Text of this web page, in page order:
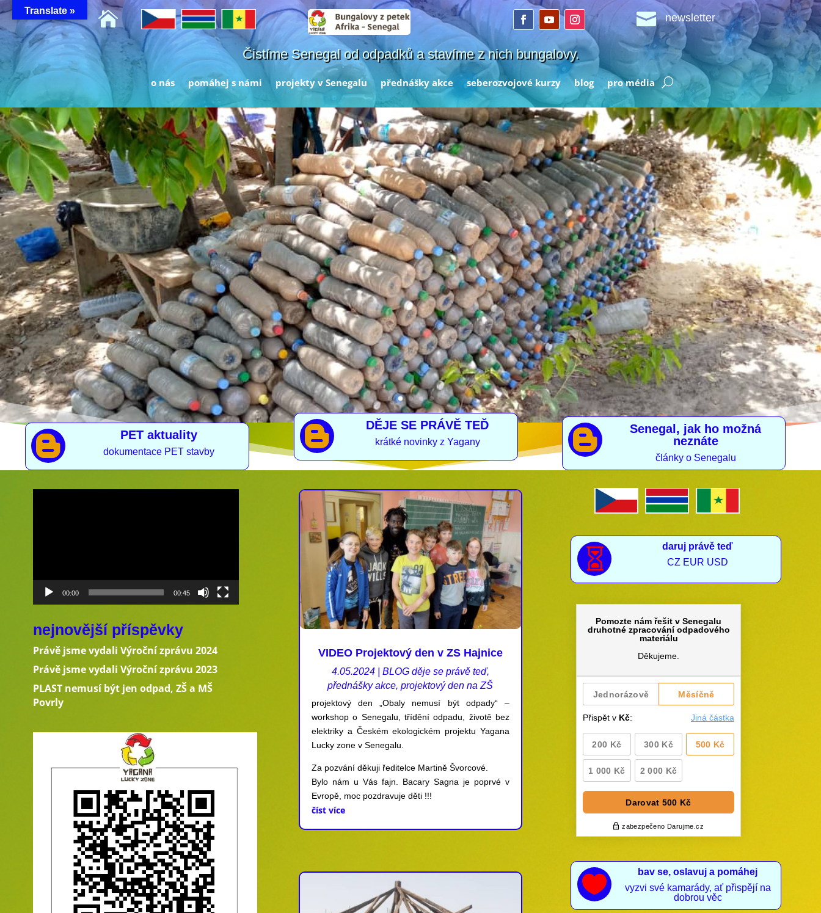
  newsletter
Čistíme Senegal od odpadků a stavíme z nich bungalovy.
o nás pomáhej s námi projekty v Senegalu přednášky akce seberozvojové kurzy blog pro média
a stavíme ...
Jenda z nejtěžších prací je připravit odpad, v našem případě plastové lahve tak, aby se daly použít na stavbu.
podívejte se, jak nám to jde
 PET aktuality
dokumentace PET stavby
 DĚJE SE PRÁVĚ TEĎ
krátké novinky z Yagany 
Senegal, jak ho možná
neznáte
články o Senegalu
00:00 00:45
nejnovější příspěvky
Právě jsme vydali Výroční zprávu 2024
Právě jsme vydali Výroční zprávu 2023
PLAST nemusí být jen odpad, ZŠ a MŠ
Povrly
VIDEO Projektový den v ZS Hajnice
4.05.2024| BLOG děje se právě teď,
přednášky akce,projektový den na ZŠ
projektový den „Obaly nemusí být odpady“ –
workshop o Senegalu, třídění odpadu, životě bez
elektriky a Českém ekologickém projektu Yagana
Lucky zone v Senegalu.
Za pozvání děkuji ředitelce Martině Švorcové.
Bylo nám u Vás fajn. Bacary Sagna je poprvé v
Evropě, moc pozdravuje děti !!!
číst více

daruj právě teď
CZ EUR USD

bav se, oslavuj a pomáhej
vyzvi své kamarády, ať přispějí na
dobrou věc
Translate »